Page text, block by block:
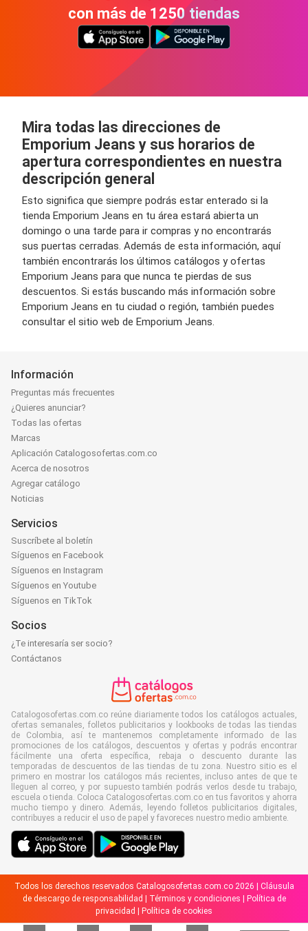
con más de 1250 tiendas
Mira todas las direcciones de
Emporium Jeans y sus horarios de
apertura correspondientes en nuestra
descripción general
Esto significa que siempre podrás estar enterado si la
tienda Emporium Jeans en tu área estará abierta un
domingo o una tarde para ir compras y no encontrarás
sus puertas cerradas. Además de esta información, aquí
también encontrarás los últimos catálogos y ofertas
Emporium Jeans para que nunca te pierdas de sus
descuentos. Si estás buscando más información sobre
Emporium Jeans en tu ciudad o región, también puedes
consultar el sitio web de Emporium Jeans.
Información
Preguntas más frecuentes
¿Quieres anunciar?
Todas las ofertas
Marcas
Aplicación Catalogosofertas.com.co
Acerca de nosotros
Agregar catálogo
Noticias
Servicios
Suscríbete al boletín
Síguenos en Facebook
Síguenos en Instagram
Síguenos en Youtube
Síguenos en TikTok
Socios
¿Te interesaría ser socio?
Contáctanos
Catalogosofertas.com.co reúne diariamente todos los catálogos actuales,
ofertas semanales, folletos publicitarios y lookbooks de todas las tiendas
de Colombia, así te mantenemos completamente informado de las
promociones de los catálogos, descuentos y ofertas y podrás encontrar
fácilmente una oferta específica, rebaja o descuento durante las
temporadas de descuentos de las tiendas de tu zona. Nuestro sitio es el
primero en mostrar los catálogos más recientes, incluso antes de que te
lleguen al correo, y por supuesto también podrás verlos desde tu trabajo,
escuela o tienda. Coloca Catalogosofertas.com.co en tus favoritos y ahorra
mucho tiempo y dinero. Además, leyendo folletos publicitarios digitales,
contribuyes a reducir el uso de papel y favoreces nuestro medio ambiente.
Todos los derechos reservados Catalogosofertas.com.co 2026 | Cláusula
de descargo de responsabilidad
Términos y condiciones
Política de
privacidad
Política de cookies